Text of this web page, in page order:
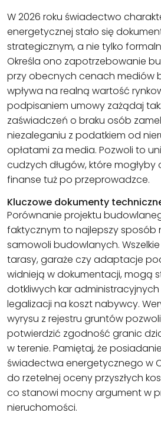
W 2026 roku świadectwo
energetycznej stało się
strategicznym, a nie tylko
Określa ono zapotrzebowanie
przy obecnych cenach mediów
wpływa na realną wartość
podpisaniem umowy zażądaj
zaświadczeń o braku osób
niezaleganiu z podatkiem od
opłatami za media. Pozwoli to
cudzych długów, które mogłyby
finanse tuż po przeprowadzce.
Kluczowe dokumenty
Porównanie projektu
faktycznym to najlepszy sposób
samowoli budowlanych.
tarasy, garaże czy adaptacje
widnieją w dokumentacji, mogą
dotkliwych kar
legalizacji na koszt nabywcy.
wyrysu z rejestru gruntów
potwierdzić zgodność granic
w terenie. Pamiętaj, że
świadectwa energetycznego w
do rzetelnej oceny przyszłych
co stanowi mocny argument w
nieruchomości.